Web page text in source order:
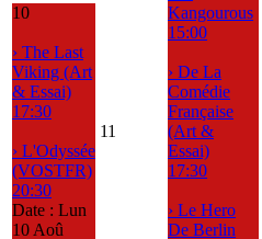
10
› The Last
Viking (Art
& Essai)
17:30
› L'Odyssée
(VOSTFR)
20:30
Date : Lun
10 Aoû
11
Kangourous
15:00
› De La
Comédie
Française
(Art &
Essai)
17:30
› Le Hero
De Berlin